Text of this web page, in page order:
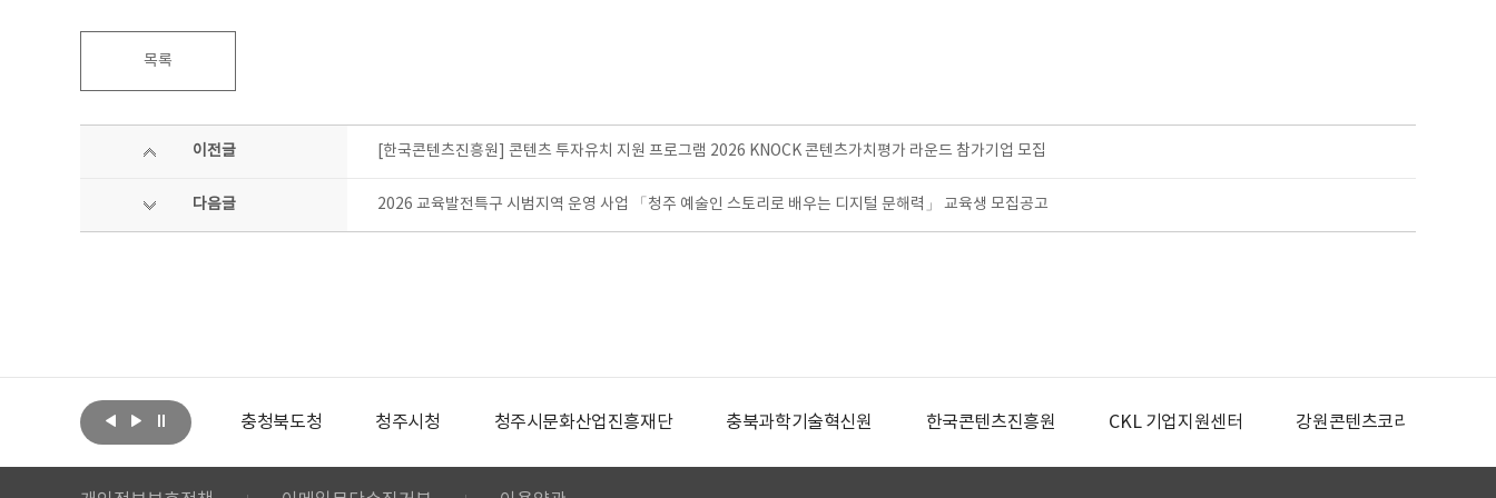
목록
이전글 [한국콘텐츠진흥원] 콘텐츠 투자유치 지원 프로그램 2026 KNOCK 콘텐츠가치평가 라운드 참가기업 모집
다음글 2026 교육발전특구 시범지역 운영 사업 「청주 예술인 스토리로 배우는 디지털 문해력」 교육생 모집공고
문화체육관광부 충청북도청 청주시청 청주시문화산업진흥재단 충북과학기술혁신원 한국콘텐츠진흥원 CKL 기업지원센터 강원콘텐츠코리아랩